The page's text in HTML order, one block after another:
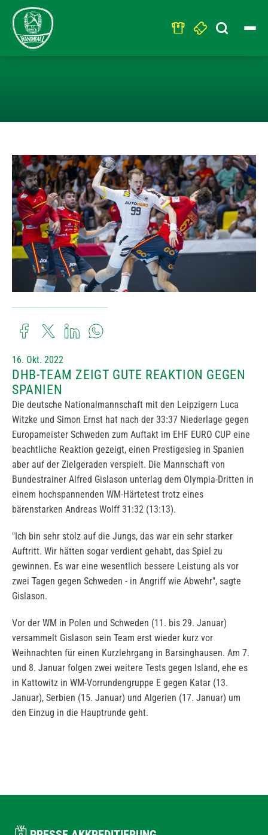
Search
for:
16. Okt. 2022
DHB-TEAM ZEIGT GUTE REAKTION GEGEN
SPANIEN
Die deutsche Nationalmannschaft mit den Leipzigern Luca
Witzke und Simon Ernst hat nach der 33:37 Niederlage gegen
Europameister Schweden zum Auftakt im EHF EURO CUP eine
beachtliche Reaktion gezeigt, einen Prestigesieg in Spanien
aber auf der Zielgeraden verspielt. Die Mannschaft von
Bundestrainer Alfred Gislason unterlag dem Olympia-Dritten in
einem hochspannenden WM-Härtetest trotz eines
bärenstarken Andreas Wolff 31:32 (13:13).
"Ich bin sehr stolz auf die Jungs, das war ein sehr starker
Auftritt. Wir hätten sogar verdient gehabt, das Spiel zu
gewinnen. Es war eine wesentlich bessere Leistung als vor
zwei Tagen gegen Schweden - in Angriff wie Abwehr", sagte
Gislason.
Vor der WM in Polen und Schweden (11. bis 29. Januar)
versammelt Gislason sein Team erst wieder kurz vor
Weihnachten für einen Kurzlehrgang in Barsinghausen. Am 7.
und 8. Januar folgen zwei weitere Tests gegen Island, ehe es
in Kattowitz in WM-Vorrundengruppe E gegen Katar (13.
Januar), Serbien (15. Januar) und Algerien (17. Januar) um
den Einzug in die Hauptrunde geht.